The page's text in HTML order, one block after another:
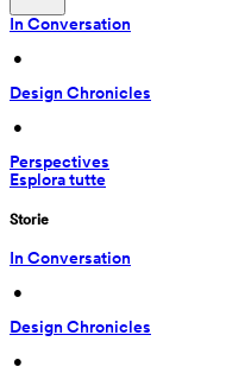
In Conversation
•
Design Chronicles
•
Perspectives
Esplora tutte
Storie
In Conversation
•
Design Chronicles
•